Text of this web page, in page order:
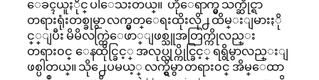
ေခၚယူႏိုင္ ပါေသးတယ္။ ဟိုေရာက္မွ သက္ဆိုင္ရာ
တရားရုံးတစ္ခုမွာ လက္မွတ္ေရးထိုးလို႕ ထိမ္းျမားႏို
င္္ျပီး မိမိလက္တြဲေဖာ္ျဖစ္သူအတြက္ကိုလည္း
တရား၀င္ ေနထိုင္ခြင့္ အလုပ္လုပ္ကိုင္ခြင့္ ရရွိမွာလည္းျ
ဖစ္ပါတယ္။ သို႕ေပမယ့္ လက္ရွိမွာ တရား၀င္ အိမ္ေထာ